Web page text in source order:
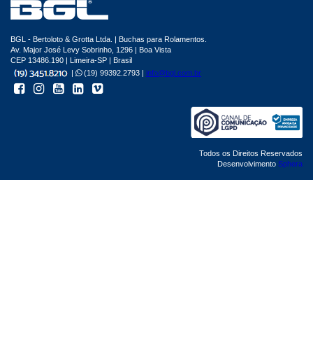
BGL - Bertoloto & Grotta Ltda. | Buchas para Rolamentos.
Av. Major José Levy Sobrinho, 1296 | Boa Vista
CEP 13486.190 | Limeira-SP | Brasil
|
(19) 99392.2793 | info@bgl.com.br
Todos os Direitos Reservados
Desenvolvimento Sphera